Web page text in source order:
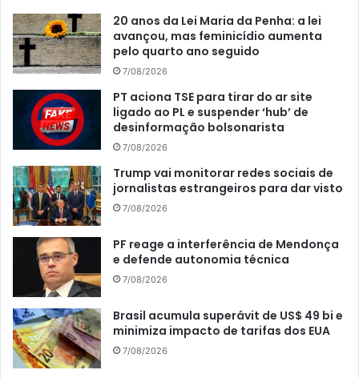
20 anos da Lei Maria da Penha: a lei
avançou, mas feminicídio aumenta
pelo quarto ano seguido
7/08/2026
PT aciona TSE para tirar do ar site
ligado ao PL e suspender ‘hub’ de
desinformação bolsonarista
7/08/2026
Trump vai monitorar redes sociais de
jornalistas estrangeiros para dar visto
7/08/2026
PF reage a interferência de Mendonça
e defende autonomia técnica
7/08/2026
Brasil acumula superávit de US$ 49 bi e
minimiza impacto de tarifas dos EUA
7/08/2026